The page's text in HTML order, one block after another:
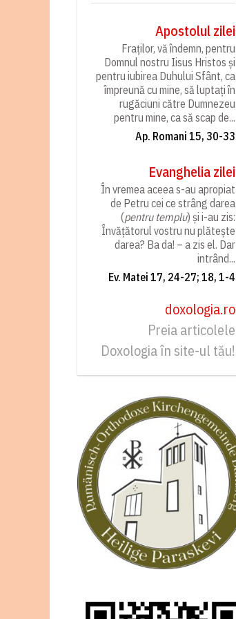
Apostolul zilei
Fraților, vă îndemn, pentru
Domnul nostru Iisus Hristos și
pentru iubirea Duhului Sfânt, ca
împreună cu mine, să luptați în
rugăciuni către Dumnezeu
pentru mine, ca să scap de...
Ap. Romani 15, 30-33
Evanghelia zilei
În vremea aceea s-au apropiat
de Petru cei ce strâng darea
(pentru templu) și i-au zis:
Învățătorul vostru nu plătește
darea? Ba da! – a zis el. Dar
intrând...
Ev. Matei 17, 24-27; 18, 1-4
doxologia.ro
Preia articolele
Doxologia în site-ul tău!